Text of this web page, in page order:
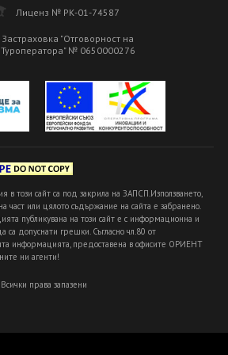
Лиценз № РК-01-74587
Застраховка "Отговорност на
Туроператора" № 0650000276
в този сайт са под закрила на ЗАПСП.Използването,
част или цялото съдържание на сайта е забранено.
публикувана на този сайт е с информационна и
допуснати грешки. Съгласно чл.80 от
информацията, предоставена в офисите ОРИЕНТ
ни агенти!
права запазени